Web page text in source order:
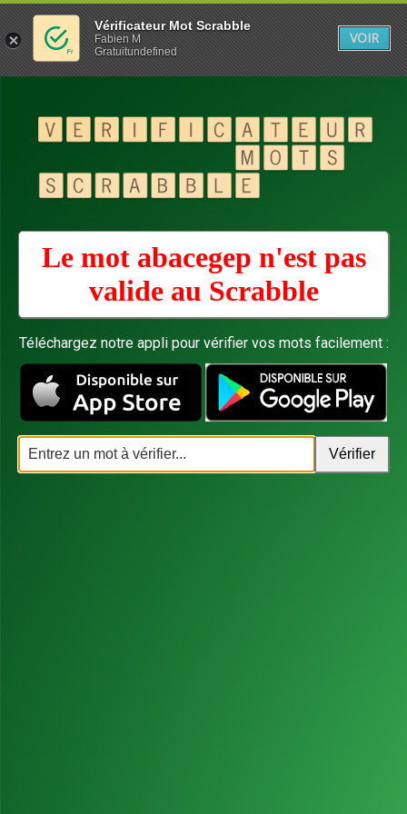
Le mot abacegep n'est pas
valide au Scrabble
Téléchargez notre appli pour vérifier vos mots facilement :
Vérificateur Mot Scrabble
Fabien M
Gratuitundefined
VOIR